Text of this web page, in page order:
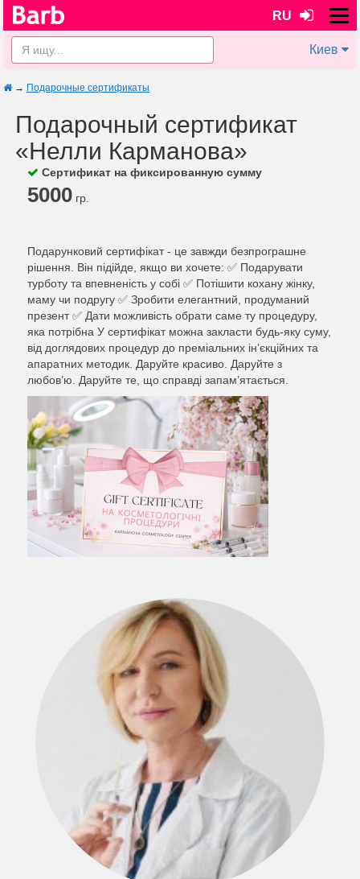
RU
Киев
→ Подарочные сертификаты
Подарочный сертификат
«Нелли Карманова»
Сертификат на фиксированную сумму
5000 гр.
Подарунковий сертифікат - це завжди безпрограшне
рішення. Він підійде, якщо ви хочете: ✅ Подарувати
турботу та впевненість у собі ✅ Потішити кохану жінку,
маму чи подругу ✅ Зробити елегантний, продуманий
презент ✅ Дати можливість обрати саме ту процедуру,
яка потрібна У сертифікат можна закласти будь-яку суму,
від доглядових процедур до преміальних інʼєкційних та
апаратних методик. Даруйте красиво. Даруйте з
любов’ю. Даруйте те, що справді запам’ятається.